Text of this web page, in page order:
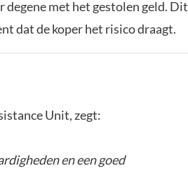
degene met het gestolen geld. Dit
dat de koper het risico draagt.
Unit, zegt:
en een goed